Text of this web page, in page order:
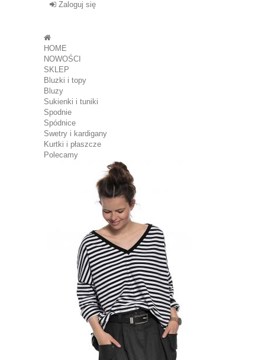
Zaloguj się
HOME
NOWOŚCI
SKLEP
Bluzki i topy
Bluzy
Sukienki i tuniki
Spodnie
Spódnice
Swetry i kardigany
Kurtki i płaszcze
Polecamy